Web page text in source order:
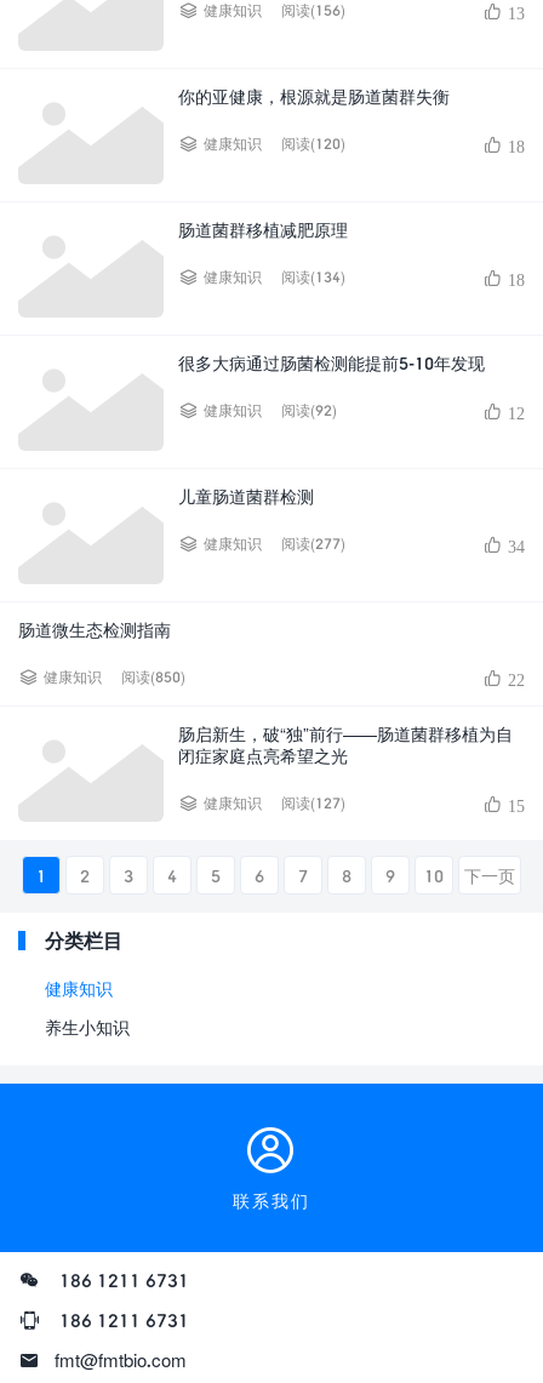
健康知识 阅读(156) 13
你的亚健康，根源就是肠道菌群失衡
健康知识 阅读(120) 18
肠道菌群移植减肥原理
健康知识 阅读(134) 18
很多大病通过肠菌检测能提前5-10年发现
健康知识 阅读(92) 12
儿童肠道菌群检测
健康知识 阅读(277) 34
肠道微生态检测指南
健康知识 阅读(850) 22
肠启新生，破“独”前行——肠道菌群移植为自
闭症家庭点亮希望之光
健康知识 阅读(127) 15
1 2 3 4 5 6 7 8 9 10 下一页
分类栏目
健康知识
养生小知识
联系我们
186 1211 6731
186 1211 6731
fmt@fmtbio.com